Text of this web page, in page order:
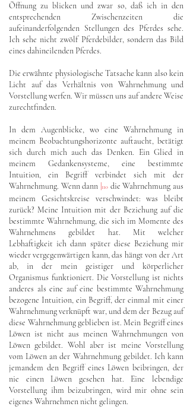
Öffnung zu blicken und zwar so, daß ich in den
entsprechenden Zwischenzeiten die
aufeinanderfolgenden Stellungen des Pferdes sehe.
Ich sehe nicht zwölf Pferdebilder, sondern das Bild
eines dahineilenden Pferdes.
Die erwähnte physiologische Tatsache kann also kein
Licht auf das Verhältnis von Wahrnehmung und
Vorstellung werfen. Wir müssen uns auf andere Weise
zurechtfinden.
In dem Augenblicke, wo eine Wahrnehmung in
meinem Beobachtungshorizonte auftaucht, betätigt
sich durch mich auch das Denken. Ein Glied in
meinem Gedankensysteme, eine bestimmte
Intuition, ein Begriff verbindet sich mit der
Wahrnehmung. Wenn dann 110 die Wahrnehmung aus
meinem Gesichtskreise verschwindet: was bleibt
zurück? Meine Intuition mit der Beziehung auf die
bestimmte Wahrnehmung, die sich im Momente des
Wahrnehmens gebildet hat. Mit welcher
Lebhaftigkeit ich dann später diese Beziehung mir
wieder vergegenwärtigen kann, das hängt von der Art
ab, in der mein geistiger und körperlicher
Organismus funktioniert. Die Vorstellung ist nichts
anderes als eine auf eine bestimmte Wahrnehmung
bezogene Intuition, ein Begriff, der einmal mit einer
Wahrnehmung verknüpft war, und dem der Bezug auf
diese Wahrnehmung geblieben ist. Mein Begriff eines
Löwen ist nicht aus meinen Wahrnehmungen von
Löwen gebildet. Wohl aber ist meine Vorstellung
vom Löwen an der Wahrnehmung gebildet. Ich kann
jemandem den Begriff eines Löwen beibringen, der
nie einen Löwen gesehen hat. Eine lebendige
Vorstellung ihm beizubringen, wird mir ohne sein
eigenes Wahrnehmen nicht gelingen.